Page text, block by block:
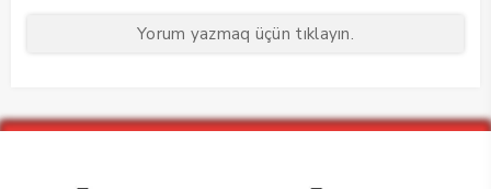
Yorum yazmaq üçün tıklayın.